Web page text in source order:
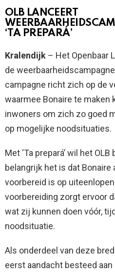
OLB LANCEERT
‘TA PREPARÁ’
Kralendijk – Het Openbaar
de weerbaarheidscampagne
campagne richt zich op de
waarmee Bonaire te maken
inwoners om zich zo goed
op mogelijke noodsituaties.
Met ‘Ta prepará’ wil het
belangrijk het is dat Bonaire
voorbereid is op
voorbereiding zorgt ervoor
wat zij kunnen doen vóór,
noodsituatie.
Als onderdeel van deze
eerst aandacht besteed